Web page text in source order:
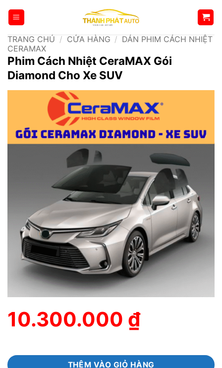
qua
dungTRANG CHỦ / CỬA HÀNG / DÁN PHIM CÁCH NHIỆT
CERAMAX
Phim Cách Nhiệt CeraMAX Gói
Diamond Cho Xe SUV
10.300.000 ₫
THÊM VÀO GIỎ HÀNG